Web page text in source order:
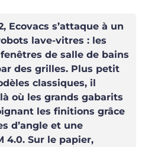
Ecovacs s’attaque à un
lave-vitres : les
de salle de bains
des grilles. Plus petit
classiques, il
où les grands gabarits
les finitions grâce
d’angle et une
4.0. Sur le papier,